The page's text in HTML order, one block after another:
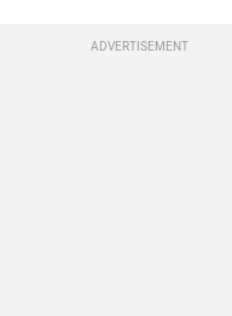
ADVERTISEMENT